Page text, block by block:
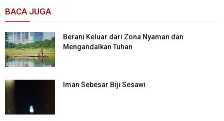
BACA JUGA
Berani Keluar dari Zona Nyaman dan
Mengandalkan Tuhan
Iman Sebesar Biji Sesawi